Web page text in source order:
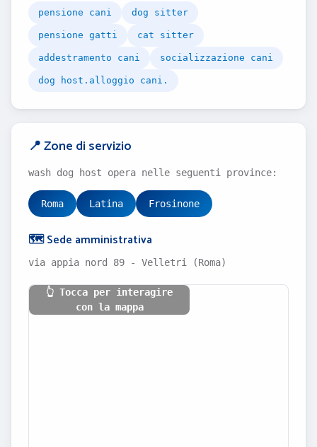
pensione cani dog sitter
pensione gatti cat sitter
addestramento cani socializzazione cani
dog host.alloggio cani.
📍 Zone di servizio
wash dog host opera nelle seguenti province:
Roma Latina Frosinone
🗺️ Sede amministrativa
via appia nord 89 - Velletri (Roma)
👆 Tocca per interagire
con la mappa